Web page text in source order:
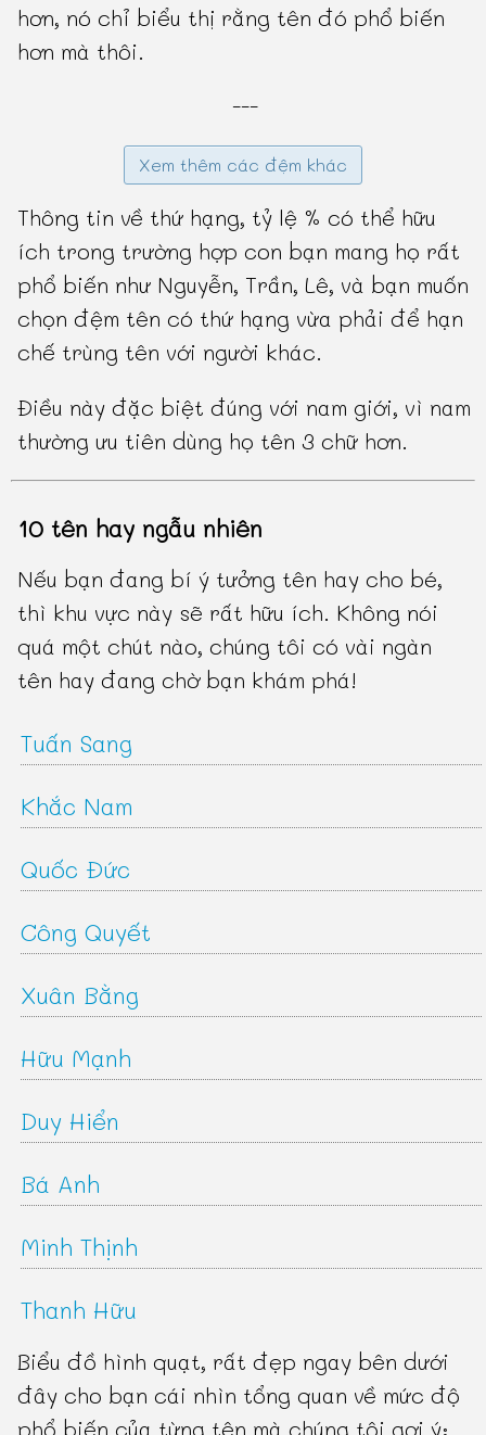
hơn, nó chỉ biểu thị rằng tên đó phổ biến
hơn mà thôi.
---
Xem thêm các đệm khác
Thông tin về thứ hạng, tỷ lệ % có thể hữu
ích trong trường hợp con bạn mang họ rất
phổ biến như Nguyễn, Trần, Lê, và bạn muốn
chọn đệm tên có thứ hạng vừa phải để hạn
chế trùng tên với người khác.
Điều này đặc biệt đúng với nam giới, vì nam
thường ưu tiên dùng họ tên 3 chữ hơn.
10 tên hay ngẫu nhiên
Nếu bạn đang bí ý tưởng tên hay cho bé,
thì khu vực này sẽ rất hữu ích. Không nói
quá một chút nào, chúng tôi có vài ngàn
tên hay đang chờ bạn khám phá!
Tuấn Sang
Khắc Nam
Quốc Đức
Công Quyết
Xuân Bằng
Hữu Mạnh
Duy Hiển
Bá Anh
Minh Thịnh
Thanh Hữu
Biểu đồ hình quạt, rất đẹp ngay bên dưới
đây cho bạn cái nhìn tổng quan về mức độ
phổ biến của từng tên mà chúng tôi gợi ý: